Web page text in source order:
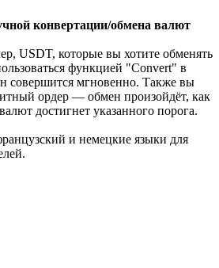
конвертации/обмена валют
USDT, которые вы хотите обменять
функцией "Convert" в
совершится мгновенно. Также вы
ордер — обмен произойдёт, как
достигнет указанного порога.
и немецкие языки для